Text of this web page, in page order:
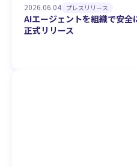
2026.06.04 プレスリリース
AIエージェントを組織で安
正式リリース